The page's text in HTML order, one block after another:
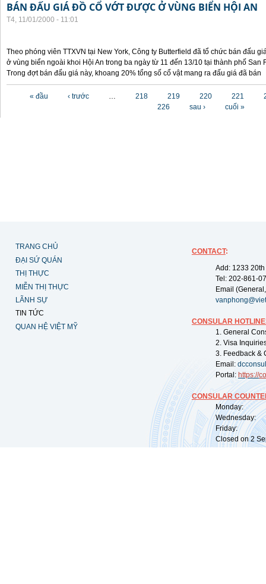
BÁN ĐẤU GIÁ ĐỒ CỔ VỚT ĐƯỢC Ở VÙNG BIỂN HỘI AN
T4, 11/01/2000 - 11:01
Theo phóng viên TTXVN tại New York, Công ty Butterfield đã tổ chức bán đấu
ở vùng biển ngoài khoi Hội An trong ba ngày từ 11 đến 13/10 tại thành phố San
Trong đợt bán đấu giá này, khoang 20% tổng số cổ vật mang ra đấu giá đã bán
« đầu ‹ trước … 218 219 220 221
226
sau › cuối »
TRANG CHỦ
ĐẠI SỨ QUÁN
THỊ THỰC
MIỄN THỊ THỰC
LÃNH SỰ
TIN TỨC
QUAN HỆ VIỆT MỸ
CONTACT:
Add: 1233
Tel: 202-861-
Email
CONSULAR
1. General
2. Visa
3. Feedback &
Email:
Portal: https://
CONSULAR
Monday:
Wednesday:
Friday:
Closed on 2